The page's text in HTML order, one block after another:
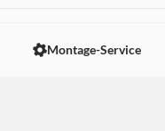
HFP V1.5.
Montage-Service